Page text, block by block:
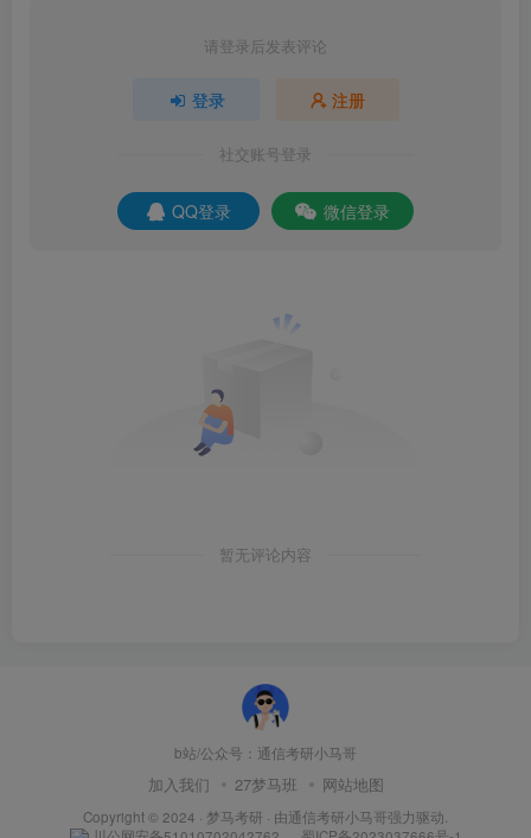
请登录后发表评论
登录 注册
社交账号登录
QQ登录 微信登录
暂无评论内容
b站/公众号：通信考研小马哥
加入我们 27梦马班 网站地图
Copyright © 2024 · 梦马考研 · 由通信考研小马哥强力驱动.